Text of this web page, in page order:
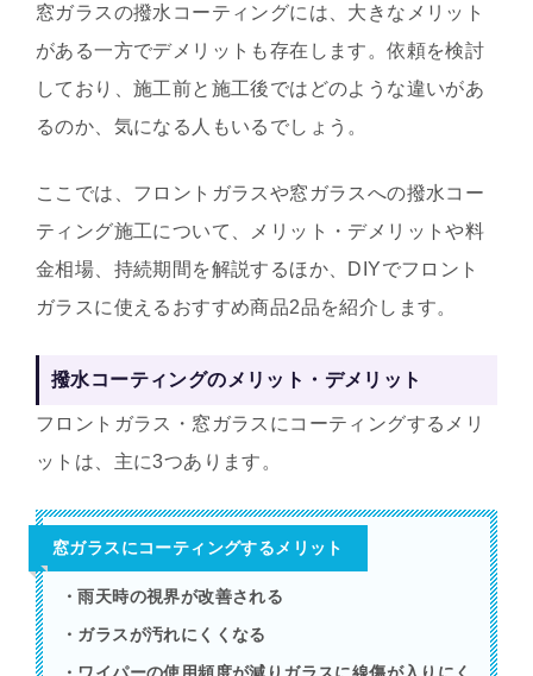
窓ガラスの撥水コーティングには、大きなメリット
がある一方でデメリットも存在します。依頼を検討
しており、施工前と施工後ではどのような違いがあ
るのか、気になる人もいるでしょう。
ここでは、フロントガラスや窓ガラスへの撥水コー
ティング施工について、メリット・デメリットや料
金相場、持続期間を解説するほか、DIYでフロント
ガラスに使えるおすすめ商品2品を紹介します。
撥水コーティングのメリット・デメリット
フロントガラス・窓ガラスにコーティングするメリ
ットは、主に3つあります。
窓ガラスにコーティングするメリット
・雨天時の視界が改善される
・ガラスが汚れにくくなる